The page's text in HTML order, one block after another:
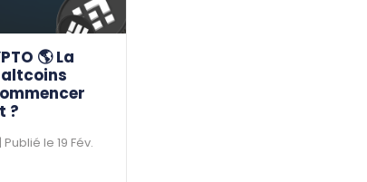
🌎 La
?
| Publié le 19 Fév.